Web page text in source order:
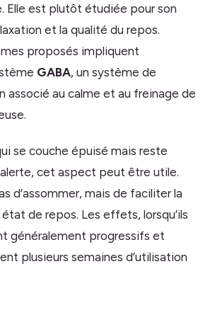
Elle est plutôt étudiée pour son
et la qualité du repos.
proposés impliquent
GABA, un système de
associé au calme et au freinage de
se couche épuisé mais reste
cet aspect peut être utile.
d’assommer, mais de faciliter la
de repos. Les effets, lorsqu’ils
généralement progressifs et
plusieurs semaines d’utilisation